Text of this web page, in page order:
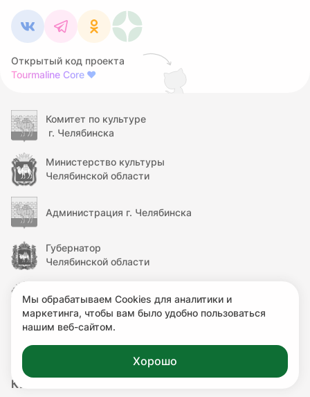
Открытый код проекта
Tourmaline Core ❤
Комитет по культуре
г. Челябинска
Министерство культуры
Челябинской области
Администрация г. Челябинска
Губернатор
Челябинской области
Челябинской области
Министерство культуры
Российской Федерации
КУЛЬТУРА.РФ
Мы обрабатываем Cookies для аналитики и
маркетинга, чтобы вам было удобно пользоваться
нашим веб-сайтом.
Хорошо